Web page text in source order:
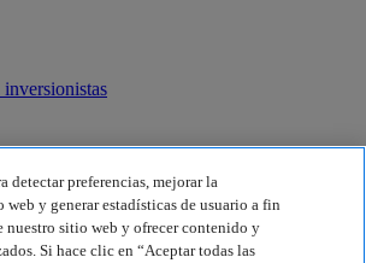
detectar preferencias, mejorar la
y generar estadísticas de usuario a fin
nuestro sitio web y ofrecer contenido y
Si hace clic en “Aceptar todas las